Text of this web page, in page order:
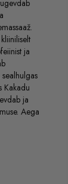
ja
Kakadu
ja
Aega